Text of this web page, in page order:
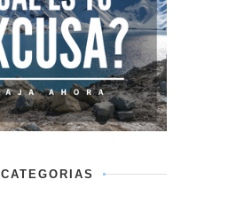
CATEGORIAS